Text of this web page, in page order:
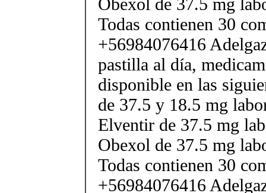
Todas contienen 30
+56984076416
pastilla al día,
disponible en las
de 37.5 y 18.5 mg
Elventir de 37.5 mg
Obexol de 37.5 mg
Todas contienen 30
+56984076416